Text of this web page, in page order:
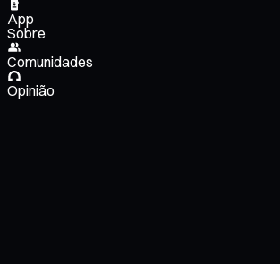
App
Sobre
Comunidades
Opinião